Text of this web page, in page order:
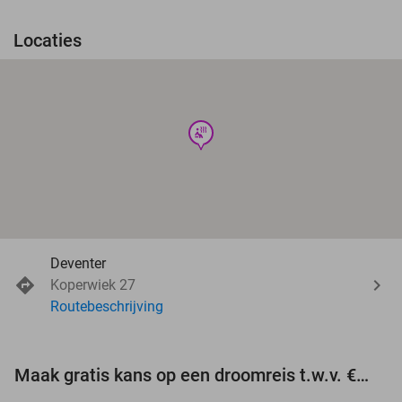
Locaties
wellness
Deventer
Koperwiek 27
Routebeschrijving
Maak gratis kans op een droomreis t.w.v. €3.000!